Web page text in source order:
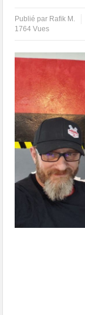
Publié par Rafik M.
1764 Vues